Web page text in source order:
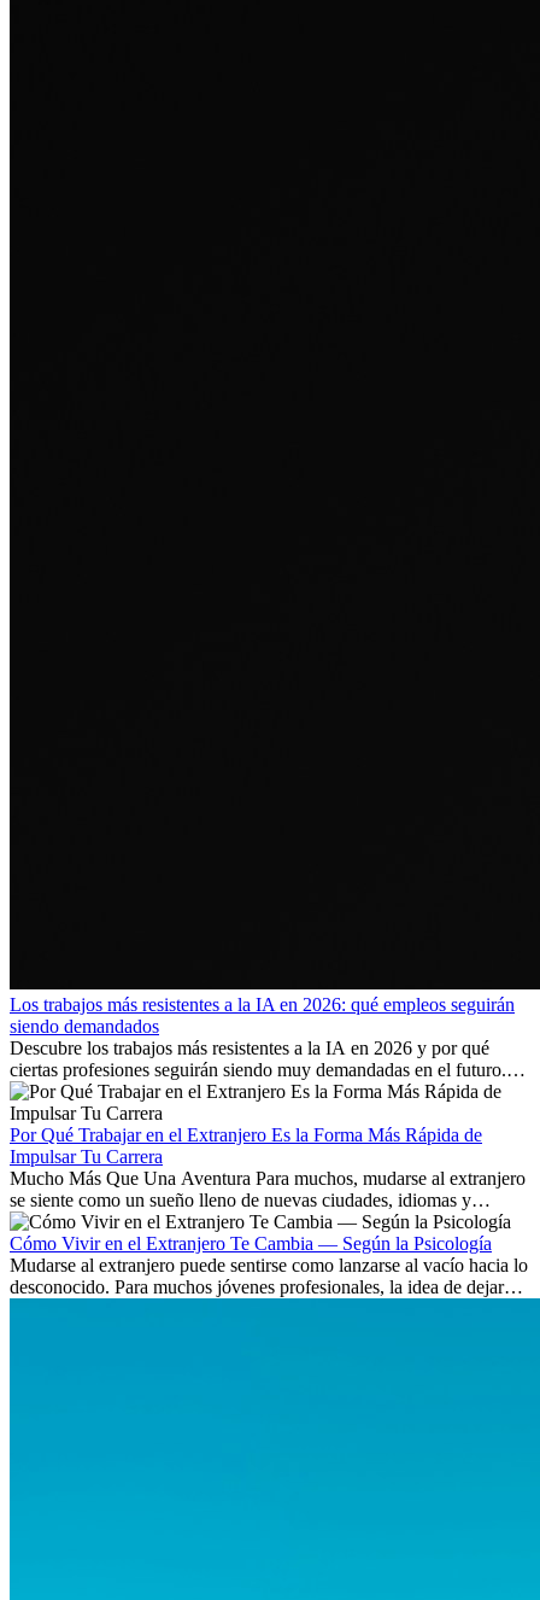
Los trabajos más resistentes a la IA en 2026: qué empleos seguirán
siendo demandados
Descubre los trabajos más resistentes a la IA en 2026 y por qué
ciertas profesiones seguirán siendo muy demandadas en el futuro.
Aprende qué habilidades serán clave y qué oportunidades laborales
existen a nivel internacional.
Por Qué Trabajar en el Extranjero Es la Forma Más Rápida de
Impulsar Tu Carrera
Mucho Más Que Una Aventura Para muchos, mudarse al extranjero
se siente como un sueño lleno de nuevas ciudades, idiomas y
culturas. Pero más allá de la...
Cómo Vivir en el Extranjero Te Cambia — Según la Psicología
Mudarse al extranjero puede sentirse como lanzarse al vacío hacia lo
desconocido. Para muchos jóvenes profesionales, la idea de dejar